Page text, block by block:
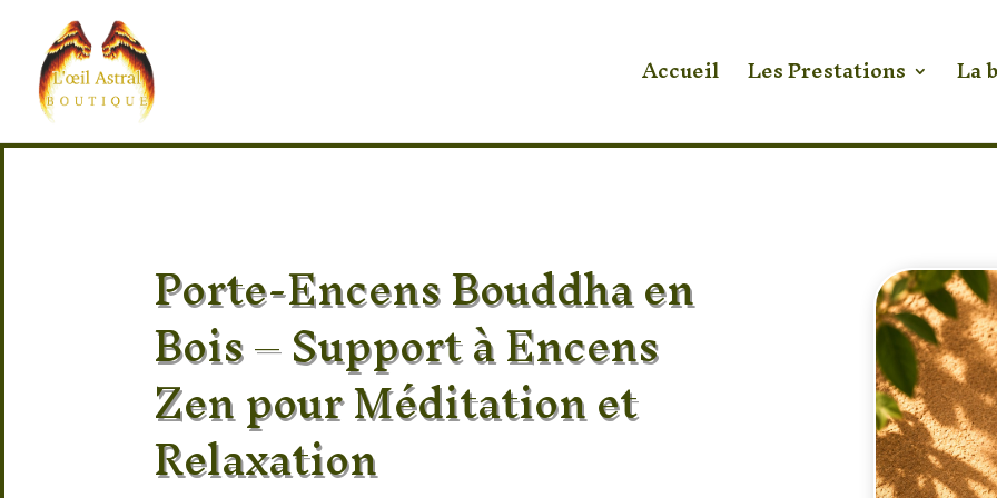
Accueil Les Prestations La
Porte-Encens Bouddha en
Bois – Support à Encens
Zen pour Méditation et
Relaxation